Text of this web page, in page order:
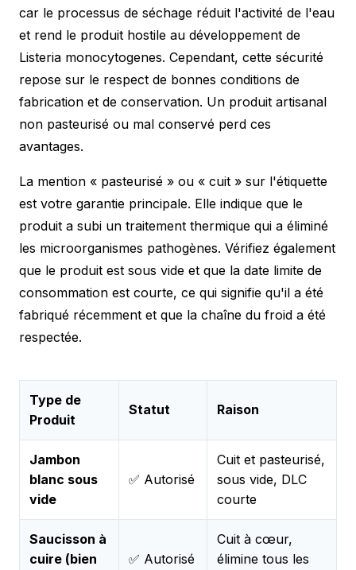
car le processus de séchage réduit l'activité de l'eau
et rend le produit hostile au développement de
Listeria monocytogenes. Cependant, cette sécurité
repose sur le respect de bonnes conditions de
fabrication et de conservation. Un produit artisanal
non pasteurisé ou mal conservé perd ces
avantages.
La mention « pasteurisé » ou « cuit » sur l'étiquette
est votre garantie principale. Elle indique que le
produit a subi un traitement thermique qui a éliminé
les microorganismes pathogènes. Vérifiez également
que le produit est sous vide et que la date limite de
consommation est courte, ce qui signifie qu'il a été
fabriqué récemment et que la chaîne du froid a été
respectée.
Type de
Produit
Statut Raison
Jambon
blanc sous
vide
✅ Autorisé
Cuit et pasteurisé,
sous vide, DLC
courte
Saucisson à
cuire (bien
✅ Autorisé
Cuit à cœur,
élimine tous les